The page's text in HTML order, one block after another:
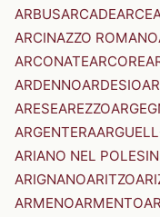
ARBUSARCADEARCE
ARCINAZZO ROMANO
ARCONATEARCORE
ARDENNOARDESIO
ARESEAREZZO
ARGENTERA
ARIANO NEL
ARIGNANOARITZO
ARMENOARMENTO